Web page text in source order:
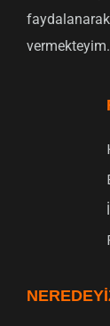
vermekteyim.